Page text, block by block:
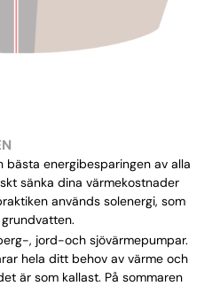
bästa energibesparingen av alla
sänka dina värmekostnader
används solenergi, som
, jord-och sjövärmepumpar.
hela ditt behov av värme och
är som kallast. På sommaren